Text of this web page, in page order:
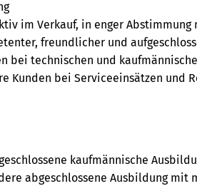
im Verkauf, in enger
freundlicher und
bei technischen und
Kunden bei Serviceeinsätzen und
kaufmännische
abgeschlossene Ausbildung mit